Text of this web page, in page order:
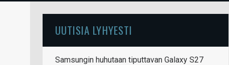
UUTISIA LYHYESTI
Samsungin huhutaan tiputtavan Galaxy S27